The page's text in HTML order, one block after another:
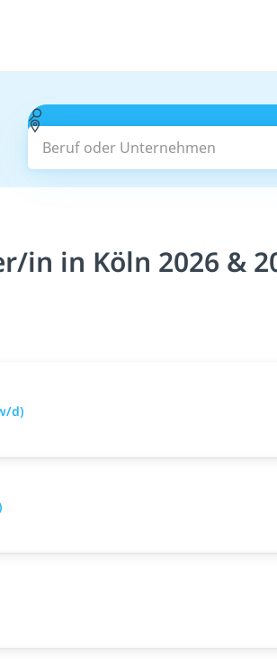
Beruf oder Unternehmen
in in Köln 2026 &
d)